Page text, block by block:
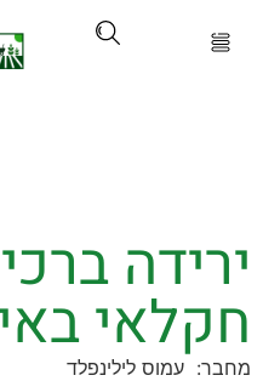
והכשרות
ועדכונים
עמוס לילינפלד